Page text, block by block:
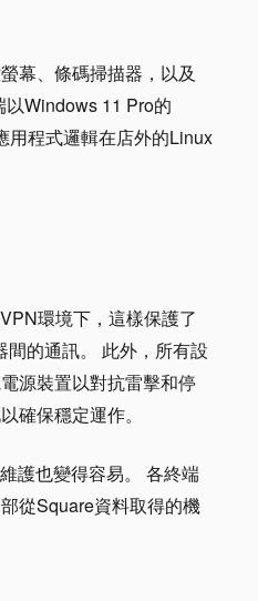
幕、條碼掃描器，以及
Windows 11 Pro的
用程式邏輯在店外的Linux
環境下，這樣保護了
的通訊。 此外，所有設
源裝置以對抗雷擊和停
確保穩定運作。
護也變得容易。 各終端
從Square資料取得的機